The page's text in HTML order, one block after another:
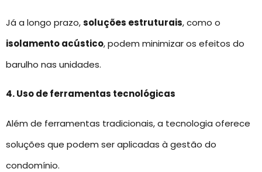
Já a longo prazo,soluções estruturais, como o
isolamento acústico, podem minimizar os efeitos do
barulho nas unidades.
4. Uso de ferramentas tecnológicas
Além de ferramentas tradicionais, a tecnologia oferece
soluções que podem ser aplicadas à gestão do
condomínio.